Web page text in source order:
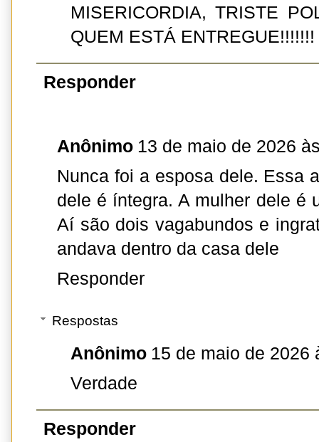
MISERICORDIA, TRISTE
QUEM ESTÁ ENTREGUE!!!!!!!
Responder
Anônimo 13 de maio de 2026
Nunca foi a esposa dele. Essa
dele é íntegra. A mulher dele é
Aí são dois vagabundos e
andava dentro da casa dele
Responder
Respostas
Anônimo 15 de maio de 2026
Verdade
Responder